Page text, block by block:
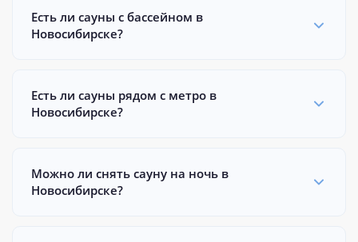
Есть ли сауны с бассейном в
Новосибирске?
Есть ли сауны рядом с метро в
Новосибирске?
Можно ли снять сауну на ночь в
Новосибирске?